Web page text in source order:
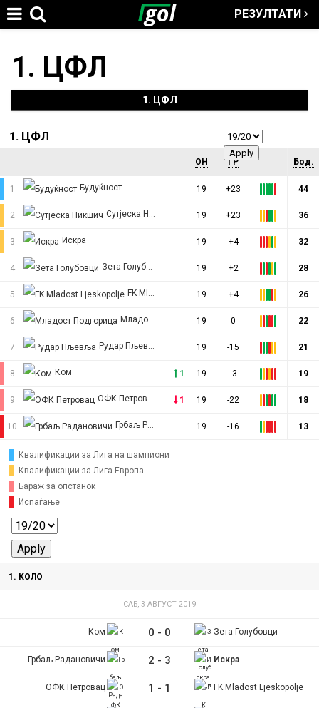
РЕЗУЛТАТИ
You
here
1. ЦФЛ
1. ЦФЛ
1. ЦФЛ
ОН ГР Бод.
1 Будуќност 19 +23 44
2 Сутјеска Никшич 19 +23 36
3 Искра 19 +4 32
4 Зета Голубовци 19 +2 28
5 FK Mladost Ljeskopolje 19 +4 26
6 Младост Подгорица 19 0 22
7 Рудар Пљевља 19 -15 21
8 Ком 1 19 -3 19
9 ОФК Петровац 1 19 -22 18
10 Грбаљ Радановичи 19 -16 13
Квалификации за Лига на шампиони
Квалификации за Лига Европа
Бараж за опстанок
Испаѓање
1. КОЛО
САБ, 3 АВГУСТ 2019
Ком 0 - 0 Зета Голубовци
Грбаљ Радановичи 2 - 3 Искра
ОФК Петровац 1 - 1 FK Mladost Ljeskopolje